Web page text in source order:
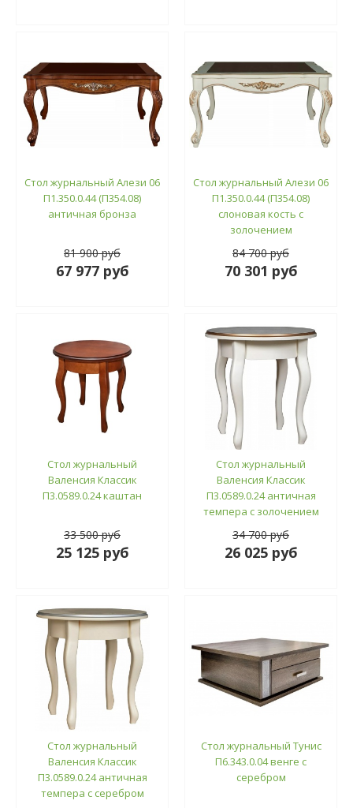
Стол журнальный Алези 06
П1.350.0.44 (П354.08)
античная бронза
81 900 руб
67 977 руб
Стол журнальный Алези 06
П1.350.0.44 (П354.08)
слоновая кость с
золочением
84 700 руб
70 301 руб
Стол журнальный
Валенсия Классик
П3.0589.0.24 каштан
33 500 руб
25 125 руб
Стол журнальный
Валенсия Классик
П3.0589.0.24 античная
темпера с золочением
34 700 руб
26 025 руб
Стол журнальный
Валенсия Классик
П3.0589.0.24 античная
темпера с серебром
Стол журнальный Тунис
П6.343.0.04 венге с
серебром